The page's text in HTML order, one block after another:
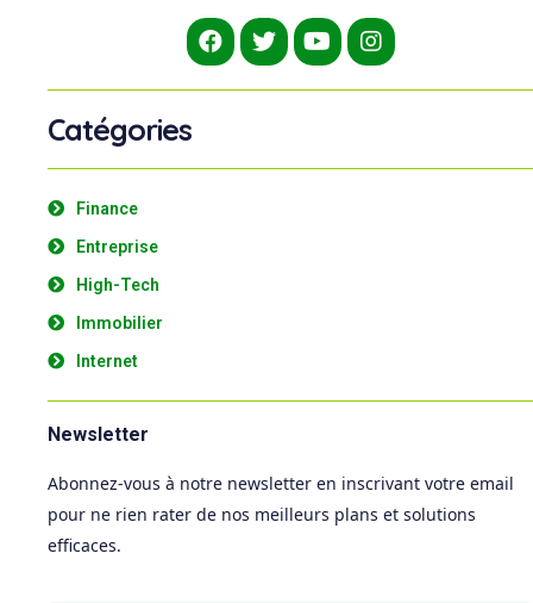
Catégories
Finance
Entreprise
High-Tech
Immobilier
Internet
Newsletter
Abonnez-vous à notre newsletter en inscrivant votre email
pour ne rien rater de nos meilleurs plans et solutions
efficaces.